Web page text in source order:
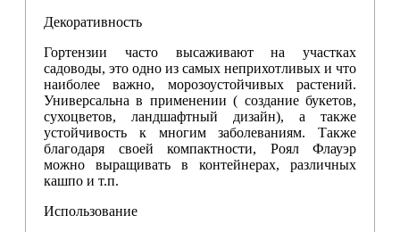
Декоративность
Гортензии часто высаживают на участках
садоводы, это одно из самых неприхотливых и что
наиболее важно, морозоустойчивых растений.
Универсальна в применении ( создание букетов,
сухоцветов, ландшафтный дизайн), а также
устойчивость к многим заболеваниям. Также
благодаря своей компактности, Роял Флауэр
можно выращивать в контейнерах, различных
кашпо и т.п.
Использование